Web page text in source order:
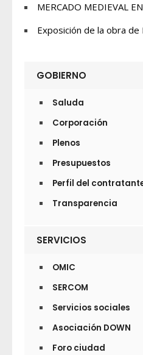
MERCADO MEDIEVAL
Exposición de la obra de
GOBIERNO
Saluda
Corporación
Plenos
Presupuestos
Perfil del
Transparencia
SERVICIOS
OMIC
SERCOM
Servicios sociales
Asociación DOWN
Foro ciudad